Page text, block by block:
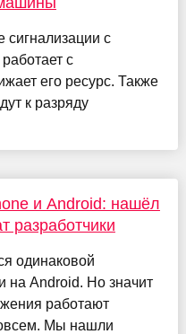
сигнализации с
с
его ресурс. Также
к разряду
и Android: нашёл
разработчики
одинаковой
на Android. Но значит
работают
Мы нашли